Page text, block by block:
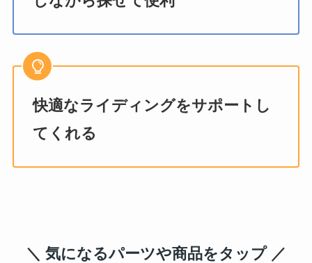
快適なライディングをサポートし
てくれる
＼ 気になるパーツや商品をタップ ／